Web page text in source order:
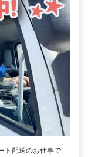
ト配送のお仕事で